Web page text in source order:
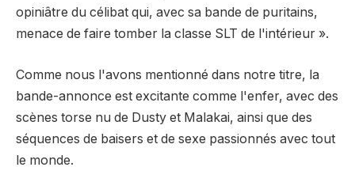
opiniâtre du célibat qui, avec sa bande de puritains,
menace de faire tomber la classe SLT de l'intérieur ».
Comme nous l'avons mentionné dans notre titre, la
bande-annonce est excitante comme l'enfer, avec des
scènes torse nu de Dusty et Malakai, ainsi que des
séquences de baisers et de sexe passionnés avec tout
le monde.